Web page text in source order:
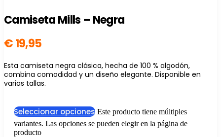
Camiseta Mills – Negra
€19,95
Esta camiseta negra clásica, hecha de 100 % algodón,
combina comodidad y un diseño elegante. Disponible en
varias tallas.
Seleccionar opciones Este producto tiene múltiples
variantes. Las opciones se pueden elegir en la página de
producto